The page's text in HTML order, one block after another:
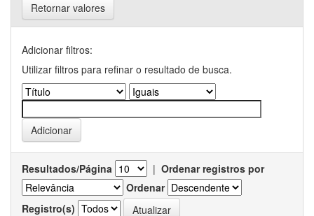
Retornar valores
Adicionar filtros:
Utilizar filtros para refinar o resultado de busca.
Resultados/Página | Ordenar registros por
Ordenar
Registro(s)